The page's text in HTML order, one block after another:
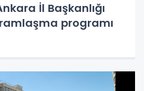
İl Başkanlığı
programı